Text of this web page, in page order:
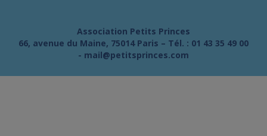
Association Petits Princes
66, avenue du Maine, 75014 Paris – Tél. : 01 43 35 49 00
- mail@petitsprinces.com